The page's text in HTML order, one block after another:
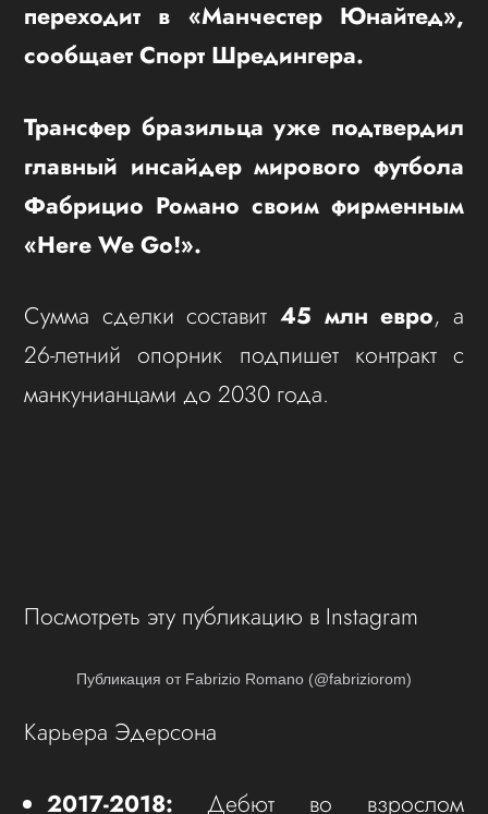
переходит в «Манчестер Юнайтед»,
сообщает Спорт Шредингера.
Трансфер бразильца уже подтвердил
главный инсайдер мирового футбола
Фабрицио Романо своим фирменным
«Here We Go!».
Сумма сделки составит 45 млн евро, а
26-летний опорник подпишет контракт с
манкунианцами до 2030 года.
Посмотреть эту публикацию в Instagram
Публикация от Fabrizio Romano (@fabriziorom)
Карьера Эдерсона
2017-2018: Дебют во взрослом